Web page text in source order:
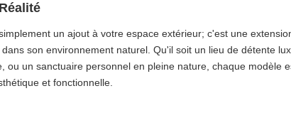
un ajout à votre espace extérieur; c'est une
son environnement naturel. Qu'il soit un lieu de détente
ou un sanctuaire personnel en pleine nature, chaque modèle
et fonctionnelle.